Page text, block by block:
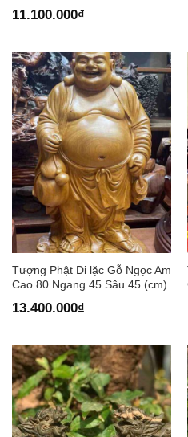
11.100.000₫
Tượng Phật Di lặc Gỗ Ngọc Am
Cao 80 Ngang 45 Sâu 45 (cm)
13.400.000₫